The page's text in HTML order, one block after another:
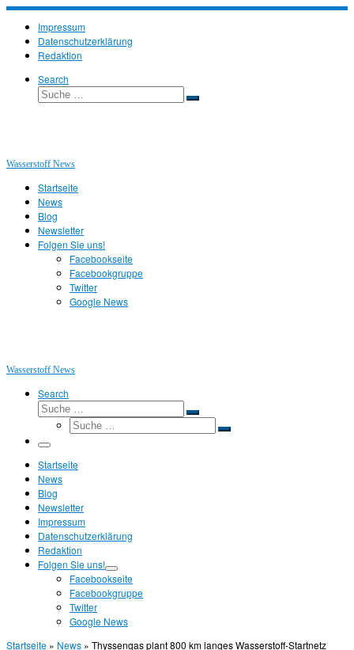
Zum
Inhalt
springen
Impressum
Datenschutzerklärung
Redaktion
Search
Suche
Suche
Wasserstoff News
Startseite
News
Blog
Newsletter
Folgen Sie uns!
Facebookseite
Facebookgruppe
Twitter
Google News
Wasserstoff News
Search
Suche
Suche
Suche
Suche
Menü
Startseite
News
Blog
Newsletter
Impressum
Datenschutzerklärung
Redaktion
Folgen Sie uns!
Facebookseite
Facebookgruppe
Twitter
Google News
Startseite » News » Thyssengas plant 800 km langes Wasserstoff-Startnetz